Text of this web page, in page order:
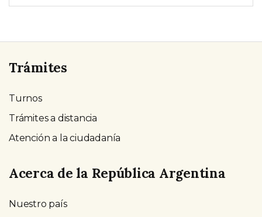
Trámites
Turnos
Trámites a distancia
Atención a la ciudadanía
Acerca de la República Argentina
Nuestro país